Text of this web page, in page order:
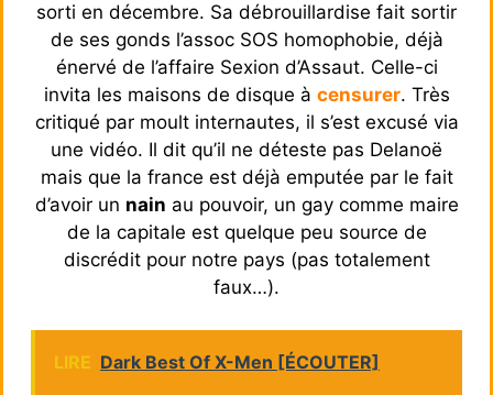
sorti en décembre. Sa débrouillardise fait sortir
de ses gonds l’assoc SOS homophobie, déjà
énervé de l’affaire Sexion d’Assaut. Celle-ci
invita les maisons de disque à censurer. Très
critiqué par moult internautes, il s’est excusé via
une vidéo. Il dit qu’il ne déteste pas Delanoë
mais que la france est déjà emputée par le fait
d’avoir un nain au pouvoir, un gay comme maire
de la capitale est quelque peu source de
discrédit pour notre pays (pas totalement
faux…).
LIRE Dark Best Of X-Men [ÉCOUTER]